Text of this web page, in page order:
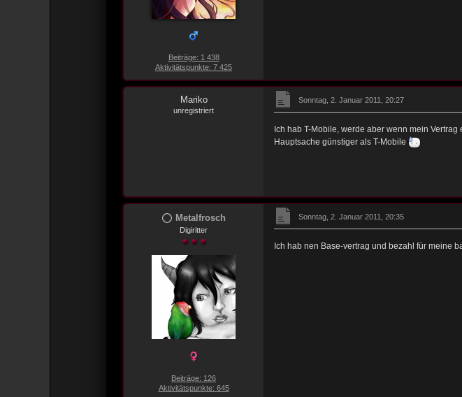
Beiträge: 1 438
Aktivitätspunkte: 7 425
Mariko
unregistriert
Sonntag, 2. Januar 2011, 20:27
Ich hab T-Mobile, werde aber wenn mein
Hauptsache günstiger als T-Mobile
Metalfrosch
Digiritter
Beiträge: 126
Aktivitätspunkte: 645
Sonntag, 2. Januar 2011, 20:35
Ich hab nen Base-vertrag und bezahl für meine